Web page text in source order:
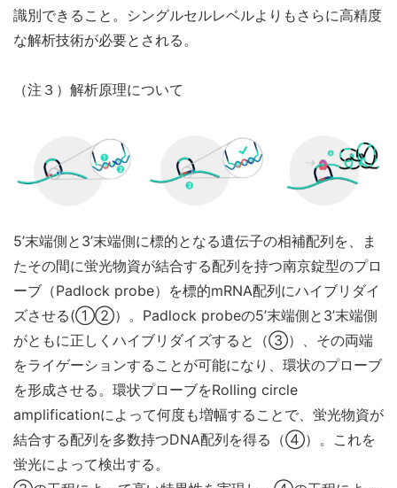
識別できること。シングルセルレベルよりもさらに高精度
な解析技術が必要とされる。
（注３）解析原理について
5’末端側と3’末端側に標的となる遺伝子の相補配列を、ま
たその間に蛍光物資が結合する配列を持つ南京錠型のプロ
ーブ（Padlock probe）を標的mRNA配列にハイブリダイ
ズさせる(①②）。Padlock probeの5’末端側と3’末端側
がともに正しくハイブリダイズすると（③）、その両端
をライゲーションすることが可能になり、環状のプローブ
を形成させる。環状プローブをRolling circle
amplificationによって何度も増幅することで、蛍光物資が
結合する配列を多数持つDNA配列を得る（④）。これを
蛍光によって検出する。